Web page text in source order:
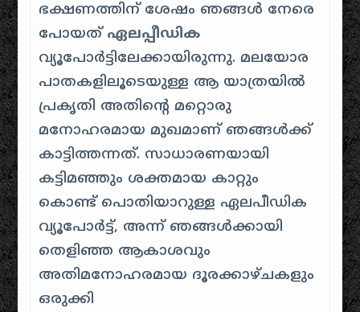
ഭക്ഷണത്തിന് ശേഷം ഞങ്ങൾ നേരെ
പോയത് ഏലപ്പീഡിക
വ്യൂപോർട്ടിലേക്കായിരുന്നു. മലയോര
പാതകളിലൂടെയുള്ള ആ യാത്രയിൽ
പ്രകൃതി അതിന്റെ മറ്റൊരു
മനോഹരമായ മുഖമാണ് ഞങ്ങൾക്ക്
കാട്ടിത്തന്നത്. സാധാരണയായി
കട്ടിമഞ്ഞും ശക്തമായ കാറ്റും
കൊണ്ട് പൊതിയാറുള്ള ഏലപീഡിക
വ്യൂപോർട്ട്, അന്ന് ഞങ്ങൾക്കായി
തെളിഞ്ഞ ആകാശവും
അതിമനോഹരമായ ദൂരക്കാഴ്ചകളും
ഒരുക്കി